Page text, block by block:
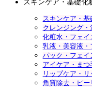
スキンケア・基礎化
スキンケア・
クレンジング・
化粧水・フェ
乳液・美容液・
パック・フェイ
アイケア・まつ
リップケア・
角質除去・ピー